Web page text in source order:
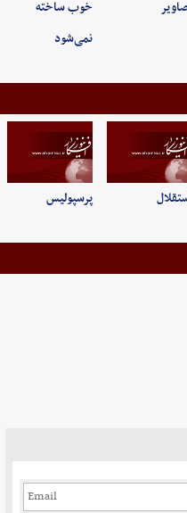
خوب ساخته
نمی‌شود
پرسپولیس